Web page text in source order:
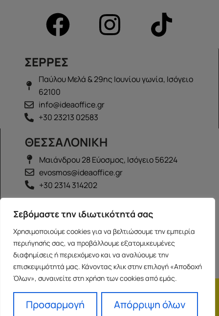
Σεβόμαστε την ιδιωτικότητά σας
Χρησιμοποιούμε cookies για να βελτιώσουμε την εμπειρία
περιήγησής σας, να προβάλλουμε εξατομικευμένες
διαφημίσεις ή περιεχόμενο και να αναλύουμε την
επισκεψιμότητά μας. Κάνοντας κλικ στην επιλογή «Αποδοχή
Όλων», συναινείτε στη χρήση των cookies από εμάς.
Προσαρμογή Απόρριψη όλων
ΣΕΡΡΕΣ
Παύλου Μελά & 29ης Ιουνίου γωνία, Ισόγειο
62100
info@ideaoffice.gr
+30 23213 02583
ΘΕΣΣΑΛΟΝΙΚΗ
Μαιάνδρου 28 Εύοσμος, Ισόγειο 56224
evosmos@ideaoffice.gr
+30 2314 314202
ΙΩΑΝΝΙΝΑ
Γεώργιου Καραϊσκάκη 38, Ισόγειο 45444
ioannina@ideaoffice.gr
+30 26516 08616
Franchise
Όροι Χρήσης